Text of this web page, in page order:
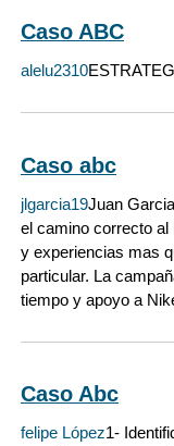
Caso ABC
alelu2310
Caso abc
jlgarcia19Juan
el camino correcto
y experiencias mas
particular. La
tiempo y apoyo a
Caso Abc
felipe López1-